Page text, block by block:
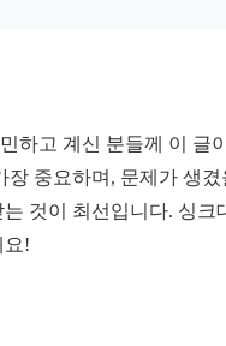
하고 계신 분들께 이 글
장 중요하며, 문제가 생겼
것이 최선입니다. 싱크
요!